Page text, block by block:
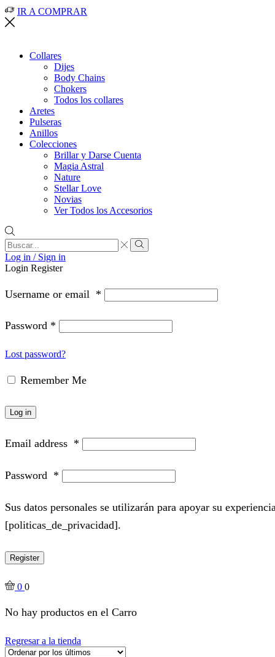
IR A COMPRAR
Collares
Dijes
Body Chains
Chokers
Todos los collares
Aretes
Pulseras
Anillos
Colecciones
Brillar y Darse Cuenta
Magia Astral
Nature
Stellar Love
Novias
Ver Todos los Accesorios
Search
input
Search
Log in / Sign in
Login Register
Username or email *
Password *
Lost password?
Remember Me
Log in
Email address *
Password *
Sus datos personales se utilizarán para apoyar su
[politicas_de_privacidad].
Register
0 0
No hay productos en el Carro
Regresar a la tienda